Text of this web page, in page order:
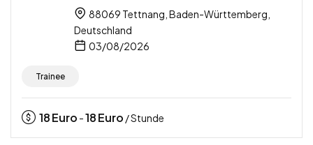
88069 Tettnang, Baden-Württemberg,
Deutschland
03/08/2026
Trainee
18Euro -18Euro / Stunde